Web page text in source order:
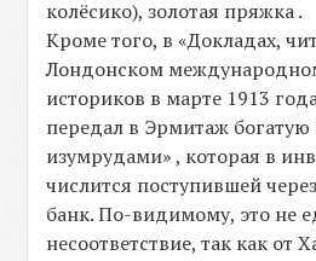
колёсико), золотая пряжка .
Кроме того, в «Докладах,
Лондонском
историков в марте 1913
передал в Эрмитаж
изумрудами» , которая в
числится поступившей
банк. По-видимому, это не
несоответствие, так как от